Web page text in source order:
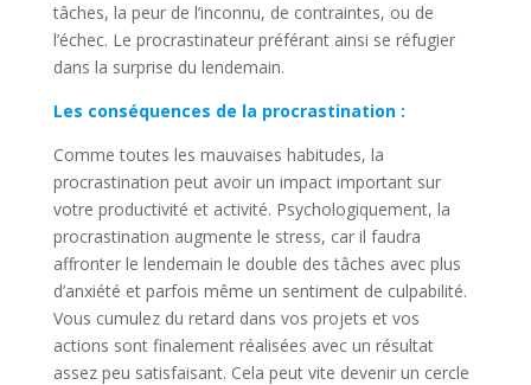
tâches, la peur de l’inconnu, de contraintes, ou de
l’échec. Le procrastinateur préférant ainsi se réfugier
dans la surprise du lendemain.
Les conséquences de la procrastination :
Comme toutes les mauvaises habitudes, la
procrastination peut avoir un impact important sur
votre productivité et activité. Psychologiquement, la
procrastination augmente le stress, car il faudra
affronter le lendemain le double des tâches avec plus
d’anxiété et parfois même un sentiment de culpabilité.
Vous cumulez du retard dans vos projets et vos
actions sont finalement réalisées avec un résultat
assez peu satisfaisant. Cela peut vite devenir un cercle